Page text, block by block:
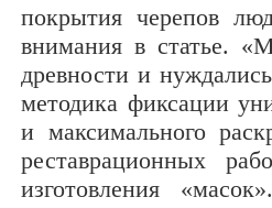
покрытия черепов
внимания в статье.
древности и
методика фиксации
и максимального
реставрационных
изготовления